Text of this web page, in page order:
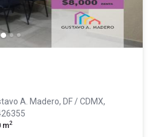
A. Madero, DF / CDMX,
m2